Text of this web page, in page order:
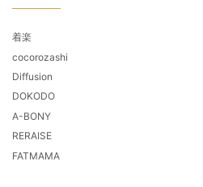
着楽
cocorozashi
Diffusion
DOKODO
A-BONY
RERAISE
FATMAMA